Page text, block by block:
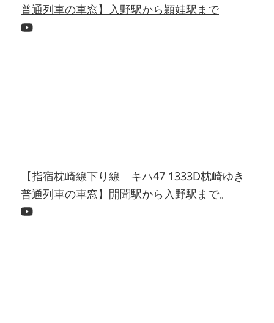
普通列車の車窓】入野駅から頴娃駅まで
【指宿枕崎線下り線 キハ47 1333D枕崎ゆき
普通列車の車窓】開聞駅から入野駅まで。